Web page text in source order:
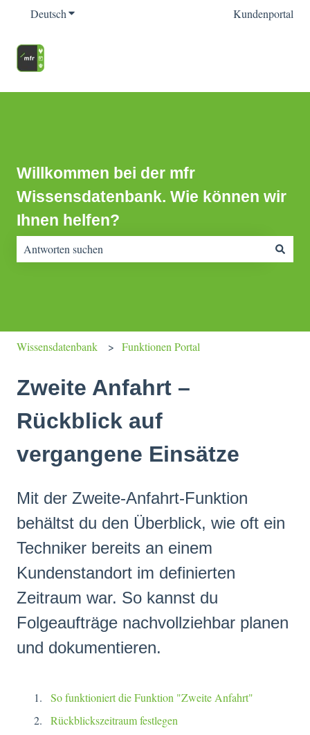
DeutschUntermenü für Übersetzungen anzeigenKundenportal
Willkommen bei der mfr
Wissensdatenbank. Wie können wir
Ihnen helfen?
Wissensdatenbank Funktionen Portal
Zweite Anfahrt –
Rückblick auf
vergangene Einsätze
Mit der Zweite-Anfahrt-Funktion
behältst du den Überblick, wie oft ein
Techniker bereits an einem
Kundenstandort im definierten
Zeitraum war. So kannst du
Folgeaufträge nachvollziehbar planen
und dokumentieren.
So funktioniert die Funktion "Zweite Anfahrt"
Rückblickszeitraum festlegen